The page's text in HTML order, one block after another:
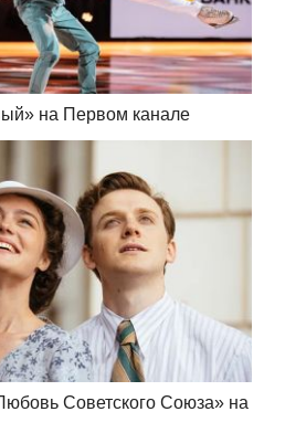
на Первом канале
Советского Союза» на